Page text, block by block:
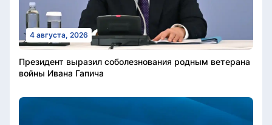
4 августа, 2026
Президент выразил соболезнования родным ветерана
войны Ивана Гапича